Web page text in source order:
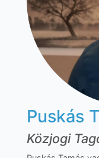
Puskás
Közjogi